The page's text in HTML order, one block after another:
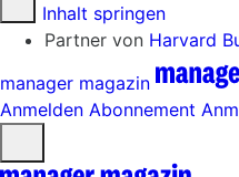
Zum Inhalt springen
Partner von Harvard
manager magazin
Anmelden Abonnement
öffnen